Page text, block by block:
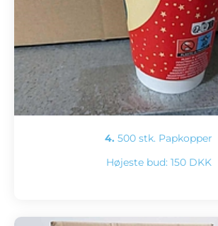
4. 500 stk. Papkopper
Højeste bud: 150 DKK